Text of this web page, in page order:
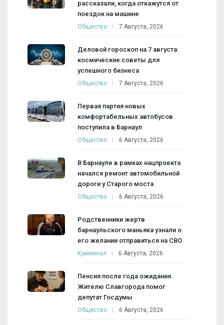
рассказали, когда откажутся от
поездок на машине
Общество 7 Августа, 2026
Деловой гороскоп на 7 августа:
космические советы для
успешного бизнеса
Общество 7 Августа, 2026
Первая партия новых
комфортабельных автобусов
поступила в Барнаул
Общество 6 Августа, 2026
В Барнауле в рамках нацпроекта
начался ремонт автомобильной
дороги у Старого моста
Общество 6 Августа, 2026
Родственники жертв
барнаульского маньяка узнали о
его желании отправиться на СВО
Криминал 6 Августа, 2026
Пенсия после года ожидания.
Жителю Славгорода помог
депутат Госдумы
Общество 6 Августа, 2026